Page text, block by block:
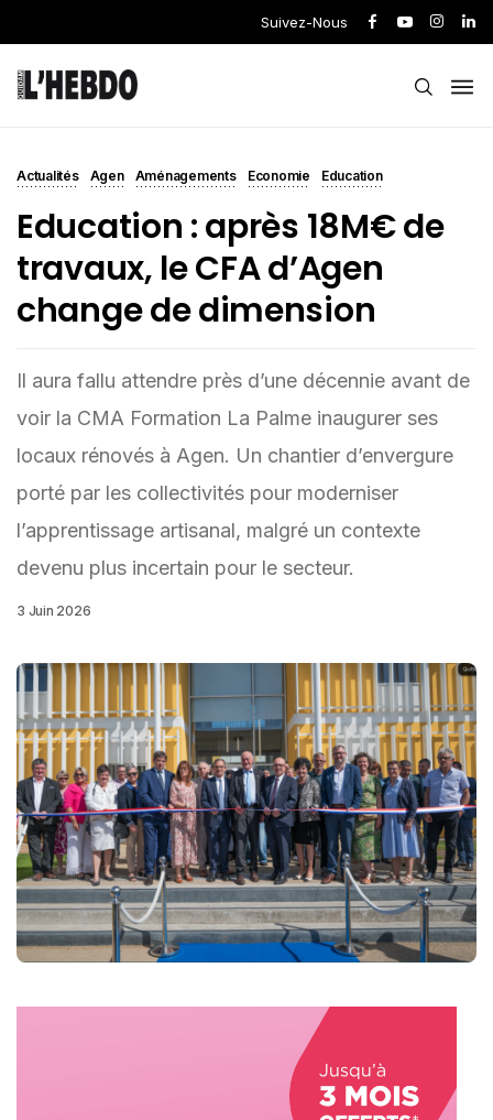
Suivez-Nous
Actualités Agen Aménagements Economie Education
Education : après 18M€ de
travaux, le CFA d’Agen
change de dimension
Il aura fallu attendre près d’une décennie avant de
voir la CMA Formation La Palme inaugurer ses
locaux rénovés à Agen. Un chantier d’envergure
porté par les collectivités pour moderniser
l’apprentissage artisanal, malgré un contexte
devenu plus incertain pour le secteur.
3 Juin 2026